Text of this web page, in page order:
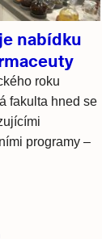
nabídku
roku
fakulta hned se
programy –